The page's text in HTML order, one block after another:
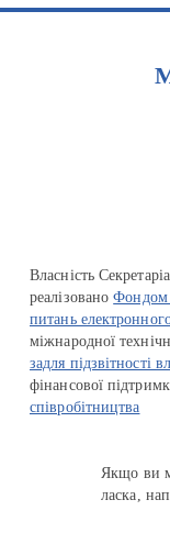
Власність
реалізованоФондом
питань
міжнародної
задля підзвітності
фінансової
співробітництва
Якщо ви
ласка,